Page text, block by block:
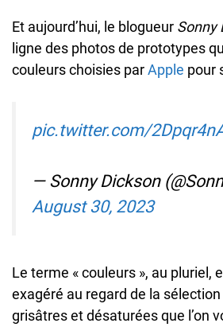
Et aujourd’hui, le blogueur Sonny
ligne des photos de prototypes
couleurs choisies parApple pour
pic.twitter.com/
— Sonny Dickson
August 30, 2023
Le terme « couleurs », au pluriel,
exagéré au regard de la
grisâtres et désaturées que l’on